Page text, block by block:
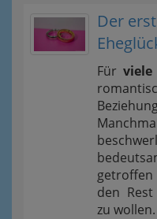
Der
Fürviele
den
zu wollen.